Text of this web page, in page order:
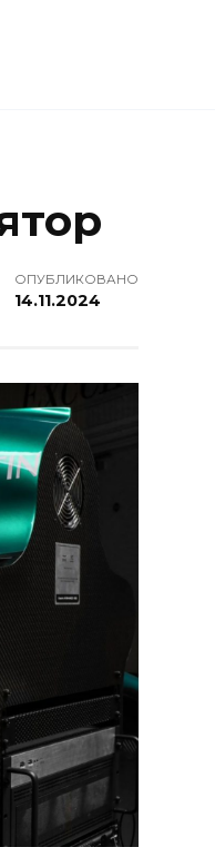
ОПУБЛИКОВАНО
14.11.2024